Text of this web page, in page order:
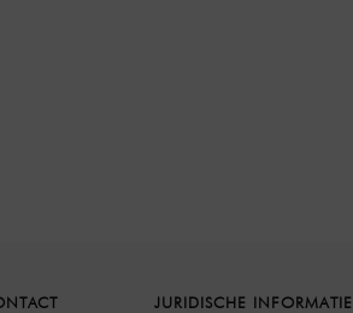
JURIDISCHE INFORMATIE